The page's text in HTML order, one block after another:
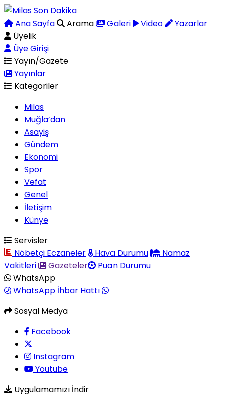
Ana Sayfa Arama Galeri Video
Yazarlar
Üyelik
Üye Girişi
Yayın/Gazete
Yayınlar
Kategoriler
Milas
Muğla’dan
Asayiş
Gündem
Ekonomi
Spor
Vefat
Genel
İletişim
Künye
Servisler
Nöbetçi Eczaneler
Hava Durumu
Namaz
Vakitleri
Gazeteler
Puan Durumu
WhatsApp
WhatsApp İhbar Hattı
Sosyal Medya
Facebook
Instagram
Youtube
Uygulamamızı İndir